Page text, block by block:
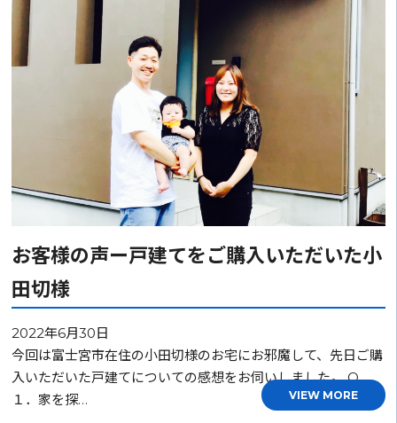
お客様の声ー戸建てをご購入いただいた小
田切様
2022年6月30日
今回は富士宮市在住の小田切様のお宅にお邪魔して、先日ご購
入いただいた戸建てについての感想をお伺いしました。 Q
１．家を探…
VIEW MORE